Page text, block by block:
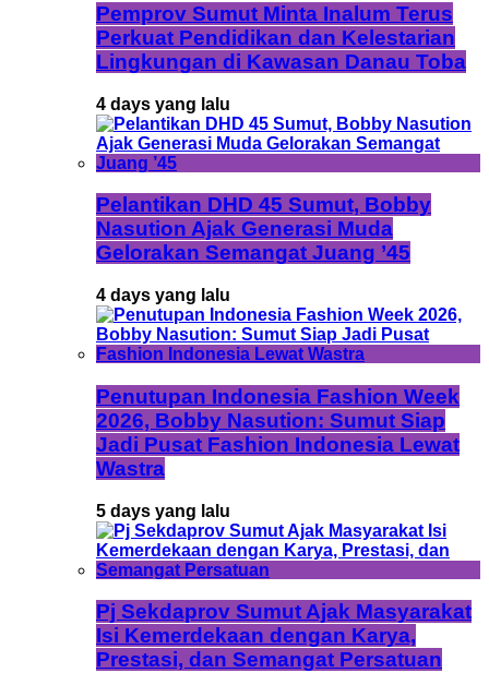
Pemprov Sumut Minta Inalum Terus
Perkuat Pendidikan dan Kelestarian
Lingkungan di Kawasan Danau Toba
4 days yang lalu
Pelantikan DHD 45 Sumut, Bobby
Nasution Ajak Generasi Muda
Gelorakan Semangat Juang ’45
4 days yang lalu
Penutupan Indonesia Fashion Week
2026, Bobby Nasution: Sumut Siap
Jadi Pusat Fashion Indonesia Lewat
Wastra
5 days yang lalu
Pj Sekdaprov Sumut Ajak Masyarakat
Isi Kemerdekaan dengan Karya,
Prestasi, dan Semangat Persatuan